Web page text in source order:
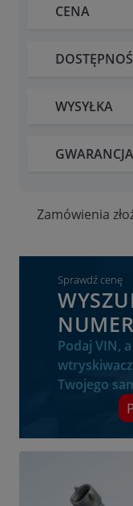
CENA
WYSYŁKA
GWARANCJA
Zamówienia
Sprawdź cenę
Podaj VIN,
Twojego